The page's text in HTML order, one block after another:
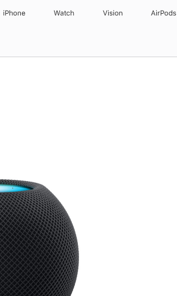
iPhone Watch Vision AirPods